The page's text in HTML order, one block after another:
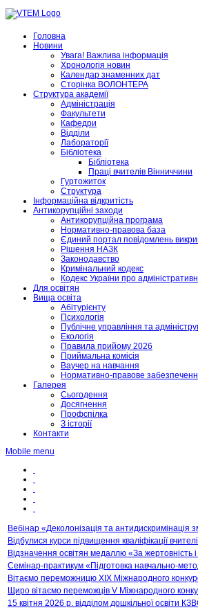
Головна
Новини
Увага! Важлива інформація
Хронологія новин
Календар знаменних дат
Сторінка ВОЛОНТЕРА
Структура академії
Адміністрація
Факультети
Кафедри
Відділи
Лабораторії
Бібліотека
Бібліотека
Праці вчителів Вінниччини
Гуртожиток
Структура
Інформаційна відкритість
Антикорупційні заходи
Антикорупційна програма
Нормативно-правова база
Єдиний портал повідомлень
Рішення НАЗК
Законодавство
Кримінальний кодекс
Кодекс України про
Для освітян
Вища освіта
Абітурієнту
Психологія
Публічне управління та
Екологія
Правила прийому 2026
Приймальна комісія
Ваучер на навчання
Нормативно-правове
Галерея
Сьогодення
Досягнення
Профспілка
З історії
Контакти
Mobile menu
Вебінар «Деколонізація та антидискримінація
Відбулися курси підвищення кваліфікації
Відзначення освітян медаллю «За жертовність
Семінар-практикум «Підготовка навчально-
Вітаємо переможницю XIX Міжнародного
Щиро вітаємо переможців V Міжнародного
15 квітня 2026 р. відділом дошкільної освіти